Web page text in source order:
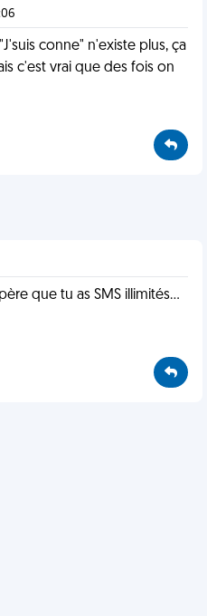
conne" n'existe plus, ça
c'est vrai que des fois on
que tu as SMS illimités...